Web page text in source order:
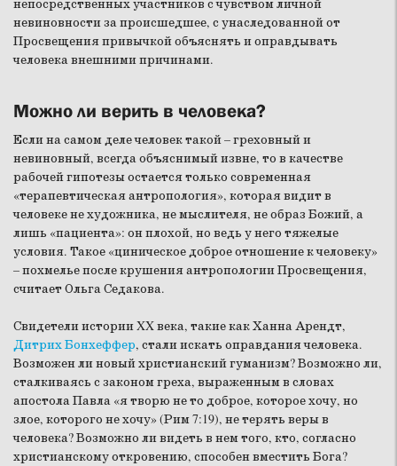
непосредственных участников с чувством личной
невиновности за происшедшее, с унаследованной от
Просвещения привычкой объяснять и оправдывать
человека внешними причинами.
Можно ли верить в человека?
Если на самом деле человек такой – греховный и
невиновный, всегда объяснимый извне, то в качестве
рабочей гипотезы остается только современная
«терапевтическая антропология», которая видит в
человеке не художника, не мыслителя, не образ Божий, а
лишь «пациента»: он плохой, но ведь у него тяжелые
условия. Такое «циническое доброе отношение к человеку»
– похмелье после крушения антропологии Просвещения,
считает Ольга Седакова.
Свидетели истории XX века, такие как Ханна Арендт,
Дитрих Бонхеффер, стали искать оправдания человека.
Возможен ли новый христианский гуманизм? Возможно ли,
сталкиваясь с законом греха, выраженным в словах
апостола Павла «я творю не то доброе, которое хочу, но
злое, которого не хочу» (Рим 7:19), не терять веры в
человека? Возможно ли видеть в нем того, кто, согласно
христианскому откровению, способен вместить Бога?